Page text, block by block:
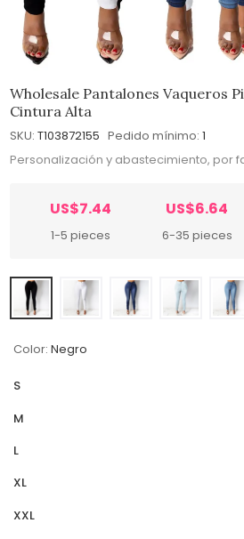
Wholesale Pantalones Vaqueros
Cintura Alta
SKU: T103872155 Pedido mínimo: 1
Personalización y abastecimiento, por
US$7.44
1-5 pieces
US$6.64
6-35 pieces
Color: Negro
S
M
L
XL
XXL